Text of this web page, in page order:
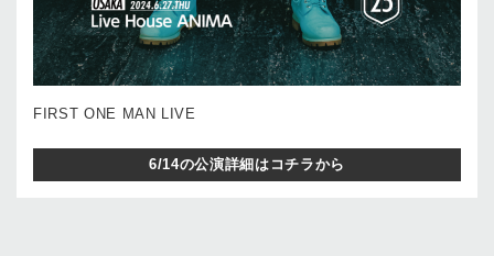
FIRST ONE MAN LIVE
6/14の公演詳細はコチラから